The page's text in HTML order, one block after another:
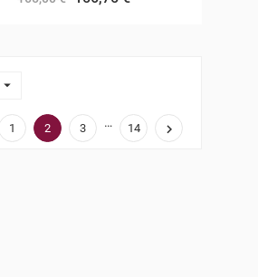

1 2 3 … 14 